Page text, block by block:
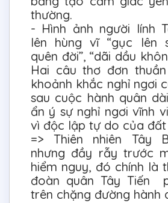
thường.
- Hình ảnh người lính
lên hùng vĩ “gục lên
quên đời”, “dãi dầu
Hai câu thơ đơn
khoảnh khắc nghỉ ngơi
sau cuộc hành quân
ẩn ý sự nghỉ ngơi vĩnh
vì độc lập tự do của đất
=> Thiên nhiên Tây
nhưng đầy rẫy trước
hiểm nguy, đó chính là
đoàn quân Tây Tiến
trên chặng đường hành